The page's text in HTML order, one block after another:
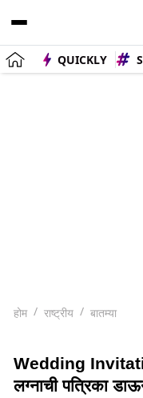
QUICKLY
होम राष्ट्रीय बातम्या
Wedding
लग्नाची पत्रिका